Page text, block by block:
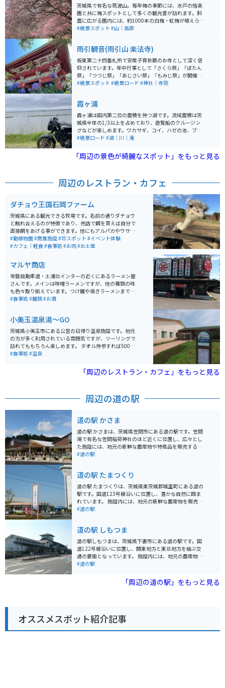
茨城県で有名な筑波山。毎年梅の季節には、水戸の偕楽
園と共に梅スポットとして多くの観光客が訪れます。斜
面に広がる園内には、約1000本の白梅・紅梅が植えられ
ています。園内の至る所に筑波石と呼ばれる斑糲岩の巨
み、好天日には富士山やスカイツリー等も見渡せます。
#絶景スポット #山｜高原
雨引観音(雨引山 楽法寺)
板東第二十四番札所で安産子育祈願のお寺として深く信
仰されています。年中行事として「さくら祭」「ぼたん
祭」「つつじ祭」「あじさい祭」「もみじ祭」が開催さ
れています。中でも「あじさい祭」は特にオススメで
#絶景スポット #絶景ロード #神社｜寺院
霞ヶ浦
霞ヶ浦は国内第二位の面積を持つ湖です。流域面積は茨
城県全体の1/3以上を占めており、遊覧船のクルージン
グなどが楽しめます。ワカサギ、コイ、ハゼの池、ブラ
ックバスも生息しており、釣り場としても有名です。湖
ながら一周することができます。
#絶景ロード #湖｜川｜滝
「周辺の景色が綺麗なスポット」をもっと見る
周辺のレストラン・カフェ
ダチョウ王国石岡ファーム
茨城県にある観光できる牧場です。名前の通りダチョウ
と触れ合えるのが特徴であり、売店で餌を買えば自分で
直接餌をあげる事ができます。他にもアルパカやウサ
ギ、ヤギなどの動物とも触れあう事ができます。室内の
ふれあいブースもあり、室内にはフクロウやインコを身
ブルーベリー狩りなどもでき、一日中楽しめる観光スポ
ットとなってます。
#動植物園#商業施設#珍スポット #イベント体験
#カフェ｜軽食#食事処 #お肉#お土産
マルヤ商店
常磐自動車道・土浦北インターの近くにあるラーメン屋
さんです。メインは味噌ラーメンですが、他の種類の味
も色々取り揃えています。つけ麺や焼きラーメンまであ
り、どれにしようか目移りしてしまいます。ラーメンだ
#食事処 #麺類#お酒
小美玉温泉湯～GO
茨城県小美玉市にある公営の日帰り温泉施設です。地元
の方が多く利用されている雰囲気ですが、ツーリングで
訪れてももちろん楽しめます。 タオル持参すれば500円
で入れるので、リーズナブルです。お風呂のほかに、食
いってもコーヒーのように茶色の、とろみのあるお湯。
温度もぬるめなので、長風呂にも向いています。
#食事処 #温泉
「周辺のレストラン・カフェ」をもっと見る
周辺の道の駅
道の駅 かさま
道の駅 かさまは、茨城県笠間市にある道の駅です。笠間
焼で有名な笠間稲荷神社のほど近くに位置し、広々とし
た施設には、地元の新鮮な農産物や特産品を販売する直
売所、笠間焼の販売コーナー、レストランなどがありま
辺には、笠間焼の窯元やギャラリーが集まる「笠間焼通
り」や、自然豊かな「つつじ公園」など、見どころも豊
富です。 バイクで訪れる場合は、道の駅 かさまの広い駐
車場が利用できます。また、笠間市内には、風光明媚な
道路も多く、ツーリングにも最適なエリアです。道の駅
#道の駅
道の駅 たまつくり
道の駅 たまつくりは、茨城県東茨城郡城里町にある道の
駅です。国道123号線沿いに位置し、豊かな自然に囲ま
れています。 施設内には、地元の新鮮な農産物を販売す
る直売所や、茨城の特産品を扱うお土産コーナーがあり
す。 バイクでのツーリングにも最適な場所で、駐車場も
広々としています。 周辺には、御前山県立自然公園や、
日本三名瀑の一つである袋田の滝など、観光スポットも
充実しています。 自然豊かな場所で休憩したい方、地元
の美味しいものを食べたい方、観光の拠点を探している
#道の駅
道の駅 しもつま
道の駅しもつまは、茨城県下妻市にある道の駅です。国
道122号線沿いに位置し、関東地方と東北地方を結ぶ交
通の要衝となっています。 施設内には、地元の農産物を
販売する直売所や、茨城県産の食材を使用したレストラ
産地として知られており、旬の時期には、新鮮な梨を使
ったスイーツなども楽しめます。また、観光案内所も併
22号線は、ツーリングコースとしても人気があり、道の
駅しもつまは休憩スポットとして最適です。周辺には、
小貝川ふれあい公園など、自然豊かな観光スポットも点
#道の駅
「周辺の道の駅」をもっと見る
オススメスポット紹介記事